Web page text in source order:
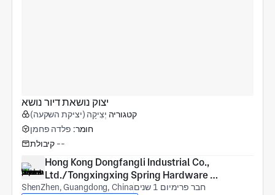
יצוק נושאת דיור נושא
קטגוריה יְצִיקָה (יציקת השקעה)
חומר: פלדה פחמן
קיבולת --
Hong Kong Dongfangli Industrial Co.,
Ltd./Tongxingxing Spring Hardware
(Shenzhen) Co., Ltd
ShenZhen, Guangdong, China חבר פרימיום 1 שנים